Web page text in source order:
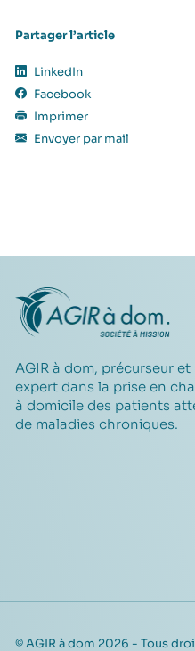
Partager l’article
LinkedIn
Facebook
Imprimer
Envoyer par mail
AGIR à dom, précurseur et
expert dans la prise en
à domicile des patients
de maladies chroniques.
© AGIR à dom 2026 - Tous